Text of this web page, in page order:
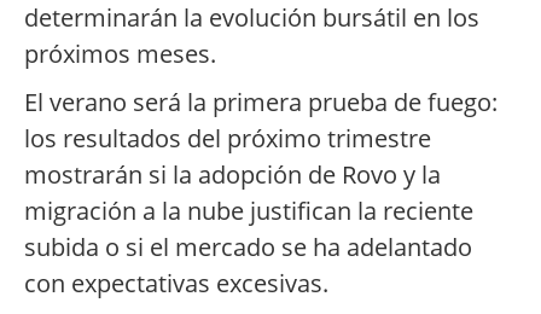
determinarán la evolución bursátil en los
próximos meses.
El verano será la primera prueba de fuego:
los resultados del próximo trimestre
mostrarán si la adopción de Rovo y la
migración a la nube justifican la reciente
subida o si el mercado se ha adelantado
con expectativas excesivas.